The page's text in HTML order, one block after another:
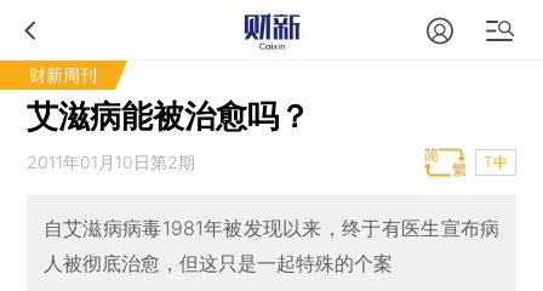
财新周刊
艾滋病能被治愈吗？
2011年01月10日第2期 T中
自艾滋病病毒1981年被发现以来，终于有医生宣布病
人被彻底治愈，但这只是一起特殊的个案